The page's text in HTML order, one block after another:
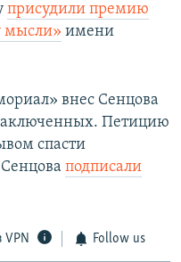
присудили премию
мысли» имени
внес Сенцова
Петицию
спасти
подписали
VPN Follow us